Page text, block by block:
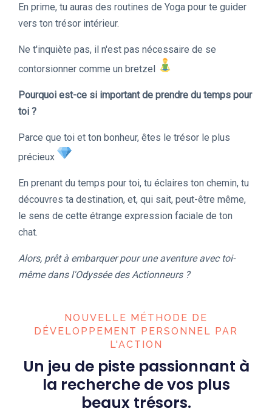
En prime, tu auras des routines de Yoga pour te guider
vers ton trésor intérieur.
Ne t'inquiète pas, il n'est pas nécessaire de se
contorsionner comme un bretzel
Pourquoi est-ce si important de prendre du temps pour
toi ?
Parce que toi et ton bonheur, êtes le trésor le plus
précieux
En prenant du temps pour toi, tu éclaires ton chemin, tu
découvres ta destination, et, qui sait, peut-être même,
le sens de cette étrange expression faciale de ton
chat.
Alors, prêt à embarquer pour une aventure avec toi-
même dans l'Odyssée des Actionneurs ?
NOUVELLE MÉTHODE DE
DÉVELOPPEMENT PERSONNEL PAR
L'ACTION
Un jeu de piste passionnant à
la recherche de vos plus
beaux trésors.